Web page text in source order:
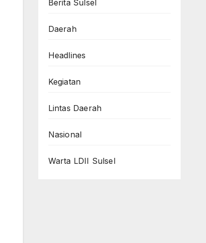
Berita Sulsel
Daerah
Headlines
Kegiatan
Lintas Daerah
Nasional
Warta LDII Sulsel